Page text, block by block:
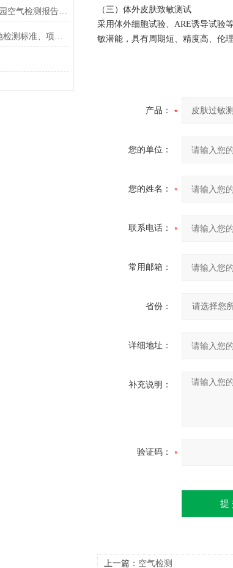
幼儿园空气检测_幼儿园空气检测报告在哪里出?
合成材料面层运动场地检测标准、项目及机构
（三）体外皮肤致敏测试
采用体外细胞试验、ARE诱导试验
敏潜能，具有周期短、精度高、伦
产品：
您的单位：
您的姓名：
联系电话：
常用邮箱：
省份：
详细地址：
补充说明：
验证码：
上一篇： 空气检测